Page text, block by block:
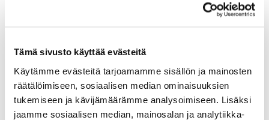
Tämä sivusto käyttää evästeitä
Käytämme evästeitä tarjoamamme sisällön ja mainosten
räätälöimiseen, sosiaalisen median ominaisuuksien
tukemiseen ja kävijämäärämme analysoimiseen. Lisäksi
jaamme sosiaalisen median, mainosalan ja analytiikka-
Rekisteröidy
uutiskirjeen
Olen lukenut tietosuojaselosteen ja
hyväksyn henkilötietojeni käsittelyn (*)
(*) Tieto on pakollinen